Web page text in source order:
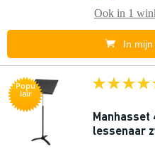
Ook in 1
In
Popu
lair
Manhasset
lessenaar